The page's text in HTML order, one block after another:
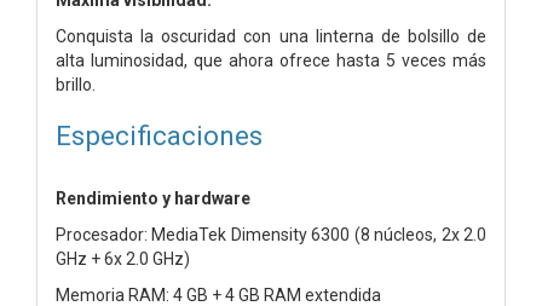
Conquista la oscuridad con una linterna de bolsillo de
alta luminosidad, que ahora ofrece hasta 5 veces más
brillo.
Especificaciones
Rendimiento y hardware
Procesador: MediaTek Dimensity 6300 (8 núcleos, 2x 2.0
GHz + 6x 2.0 GHz)
Memoria RAM: 4 GB + 4 GB RAM extendida